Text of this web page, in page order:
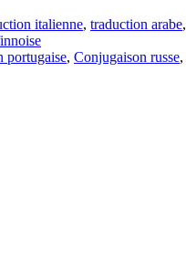
italienne, traduction arabe,
portugaise, Conjugaison russe,